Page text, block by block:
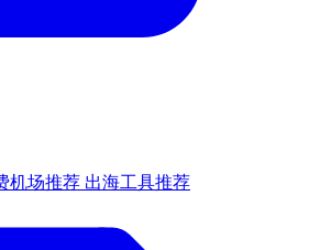
机场推荐 出海工具推荐